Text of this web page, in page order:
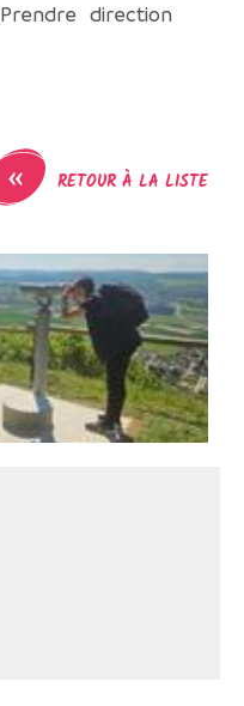
direction
« RETOUR À LA LISTE